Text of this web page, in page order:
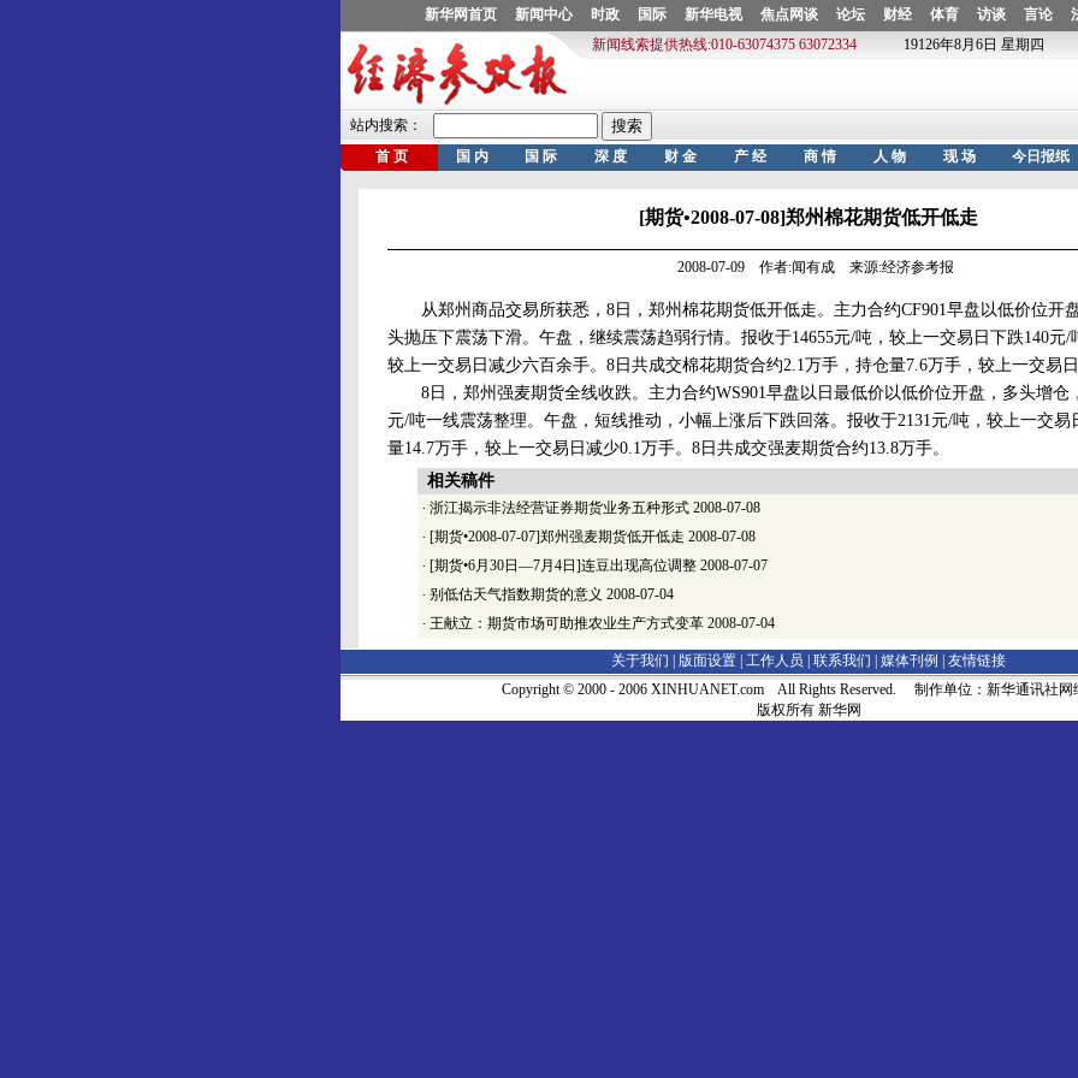
[期货•2008-07-08]郑州棉花期货低开低走
2008-07-09 作者:闻有成 来源:经济参考报
从郑州商品交易所获悉，8日，郑州棉花期货低开低走。主力合约CF901早盘以低价位开
头抛压下震荡下滑。午盘，继续震荡趋弱行情。报收于14655元/吨，较上一交易日下跌140元/
较上一交易日减少六百余手。8日共成交棉花期货合约2.1万手，持仓量7.6万手，较上一交易日
8日，郑州强麦期货全线收跌。主力合约WS901早盘以日最低价以低价位开盘，多头增仓
元/吨一线震荡整理。午盘，短线推动，小幅上涨后下跌回落。报收于2131元/吨，较上一交易
量14.7万手，较上一交易日减少0.1万手。8日共成交强麦期货合约13.8万手。
相关稿件
· 浙江揭示非法经营证券期货业务五种形式 2008-07-08
· [期货•2008-07-07]郑州强麦期货低开低走 2008-07-08
· [期货•6月30日—7月4日]连豆出现高位调整 2008-07-07
· 别低估天气指数期货的意义 2008-07-04
· 王献立：期货市场可助推农业生产方式变革 2008-07-04
关于我们 | 版面设置 工作人员 联系我们 媒体刊例
友情链接
Copyright © 2000 - 2006 XINHUANET.com All Rights Reserved. 制作单位：新华通讯社网
版权所有 新华网